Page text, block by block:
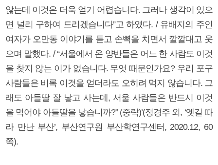
않는데 이것은 더욱 얻기 어렵습니다. 그러나 생각이 있으
면 널리 구하여 드리겠습니다”고 하였다. / 유배지의 주인
여자가 오만동 이야기를 듣고 손뼉을 치면서 깔깔대고 웃
으며 말했다. / “서울에서 온 양반들은 어느 한 사람도 이것
을 찾지 않는 이가 없습니다. 무엇 때문인가요? 우리 포구
사람들은 비록 이것을 얻더라도 오히려 먹지 않습니다. 그
래도 아들딸 잘 낳고 사는데, 서울 사람들은 반드시 이것
을 먹어야 아들딸을 낳습니까?” (중략)’(정경주 외, ‘옛길 따
라 만난 부산’, 부산연구원 부산학연구센터, 2020.12, 60
쪽).